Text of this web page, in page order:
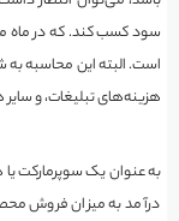
است. البته این محاسبه
هزینه‌های تبلیغات، و
به عنوان یک سوپرمارکت یا
درآمد به میزان فروش